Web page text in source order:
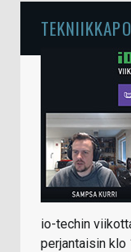
io-techin
perjantaisin